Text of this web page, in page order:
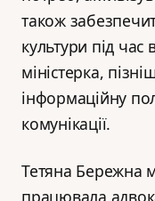
також
культури під час
міністерка,
інформаційну
комунікації.
Тетяна Бережна
працювала